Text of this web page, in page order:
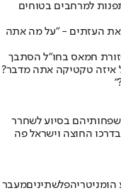
למרחבים בטוחים
את העזתים - "על מה אתה
ראש פזורת חמאס בחו"ל הסתבך
איזה טקטיקה אתה מדבר?
בסיוע לשחרר
החוצה וישראל פה
הומניטריהפלשתיניםמעבר